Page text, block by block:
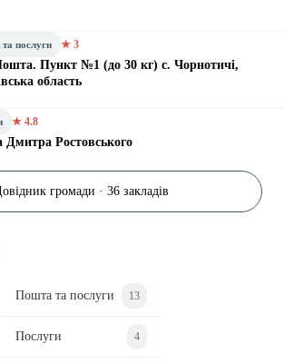
послуги ★ 3
Пункт №1 (до 30 кг) с. Чорнотичі,
область
★ 4.8
Дмитра Ростовського
громади · 36 закладів
Пошта та послуги 13
Послуги 4